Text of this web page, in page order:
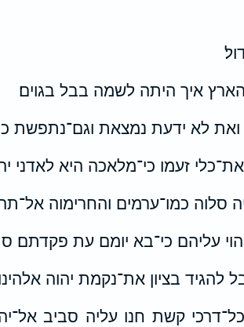
איך היתה לשמה בבל בגוים׃
לא ידעת נמצאת וגם־נתפשת כי
זעמו כי־מלאכה היא לאדני
כמו־ערמים והחרימוה
עליהם כי־בא יומם עת פקדתם׃ ס
בציון את־נקמת יהוה
קשת חנו עליה סביב